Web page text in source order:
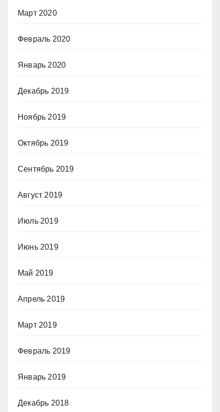
Март 2020
Февраль 2020
Январь 2020
Декабрь 2019
Ноябрь 2019
Октябрь 2019
Сентябрь 2019
Август 2019
Июль 2019
Июнь 2019
Май 2019
Апрель 2019
Март 2019
Февраль 2019
Январь 2019
Декабрь 2018